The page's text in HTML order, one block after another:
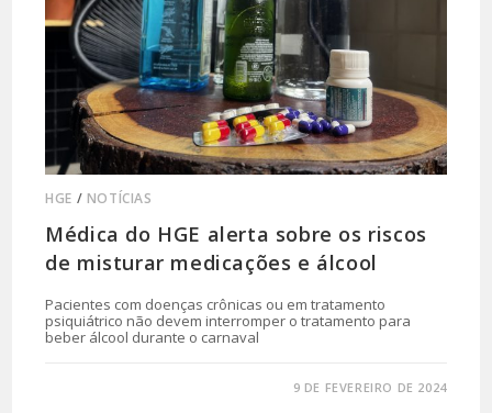
HGE / NOTÍCIAS
Médica do HGE alerta sobre os riscos
de misturar medicações e álcool
Pacientes com doenças crônicas ou em tratamento
psiquiátrico não devem interromper o tratamento para
beber álcool durante o carnaval
9 DE FEVEREIRO DE 2024